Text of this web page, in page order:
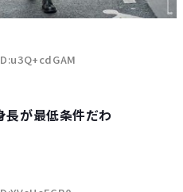
長が最低条件だわ